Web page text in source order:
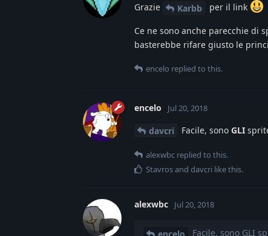
Grazie Karbb per il link
Ce ne sono anche parecchie di
basterebbe rifare giusto le
encelo replied to this.
encelo Jul 20, 2018
davcri Facile, sono GLI
alexwbc replied to this.
Stavrosand davcri like this.
alexwbc Jul 20, 2018
Facile, sono GLI